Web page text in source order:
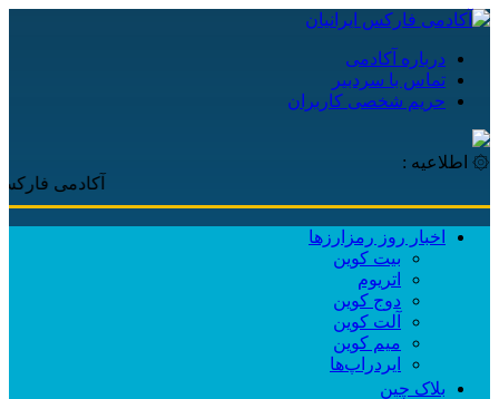
درباره آکادمی
تماس با سردبیر
حریم شخصی کاربران
۞ اطلاعیه :
آکادمی فارکس
اخبار روز رمزارزها
بیت کوین
اتریوم
دوج کوین
آلت کوین
میم کوین‌
ایردراپ‌ها
بلاک چین